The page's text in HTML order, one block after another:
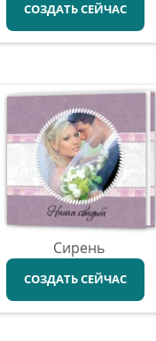
СОЗДАТЬ СЕЙЧАС
Сирень
СОЗДАТЬ СЕЙЧАС